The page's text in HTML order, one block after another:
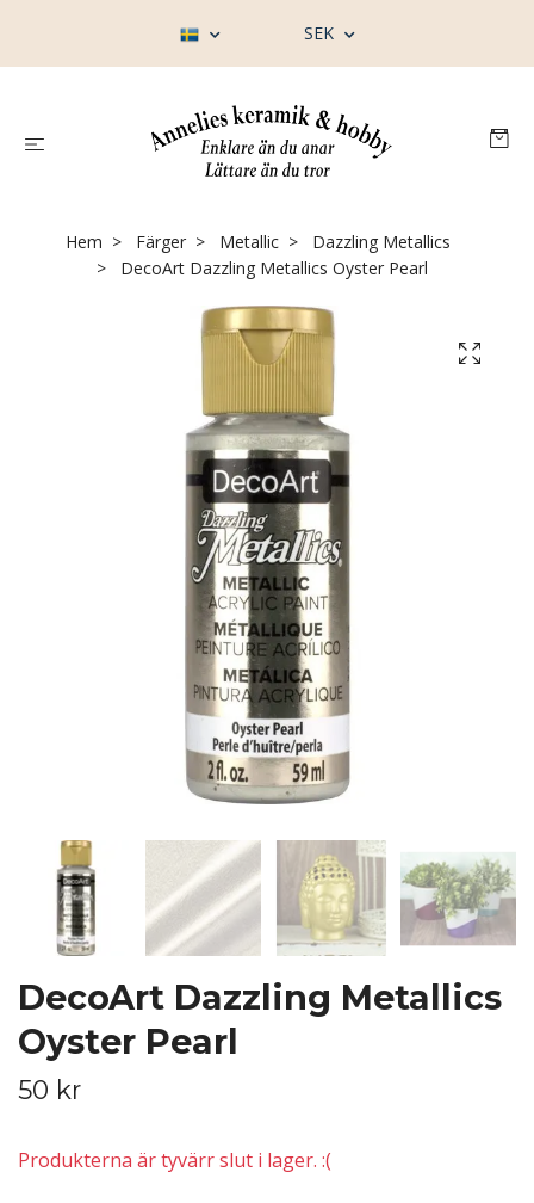
SEK
Hem Färger Metallic
Dazzling Metallics
DecoArt Dazzling Metallics Oyster Pearl
DecoArt Dazzling Metallics
Oyster Pearl
50 kr
Produkterna är tyvärr slut i lager. :(